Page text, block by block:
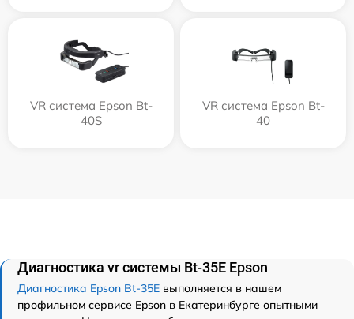
VR система Epson Bt-
40S
VR система Epson Bt-
40
Диагностика vr системы Bt-35E Epson
Диагностика Epson Bt-35E выполняется в нашем
профильном сервисе Epson в Екатеринбурге опытными